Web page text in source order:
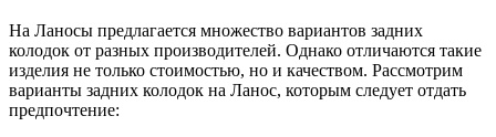
На Ланосы предлагается множество вариантов задних
колодок от разных производителей. Однако отличаются такие
изделия не только стоимостью, но и качеством. Рассмотрим
варианты задних колодок на Ланос, которым следует отдать
предпочтение: